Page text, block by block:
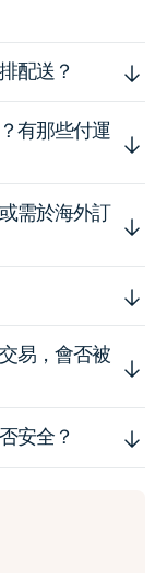
配送？
有那些付運
需於海外訂
易，會否被
安全？